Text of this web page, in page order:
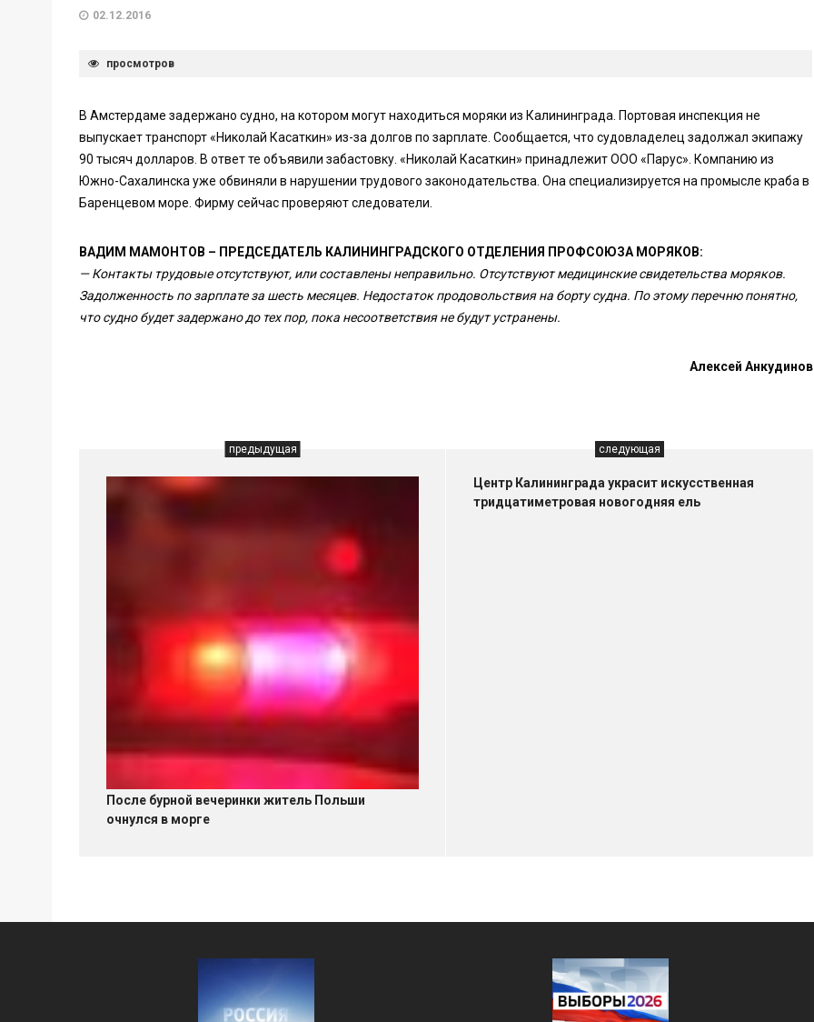
02.12.2016
просмотров
В Амстердаме задержано судно, на котором могут находиться моряки из Калининграда. Портовая инспекция не
выпускает транспорт «Николай Касаткин» из-за долгов по зарплате. Сообщается, что судовладелец задолжал экипажу
90 тысяч долларов. В ответ те объявили забастовку. «Николай Касаткин» принадлежит ООО «Парус». Компанию из
Южно-Сахалинска уже обвиняли в нарушении трудового законодательства. Она специализируется на промысле краба в
Баренцевом море. Фирму сейчас проверяют следователи.
ВАДИМ МАМОНТОВ – ПРЕДСЕДАТЕЛЬ КАЛИНИНГРАДСКОГО ОТДЕЛЕНИЯ ПРОФСОЮЗА МОРЯКОВ:
— Контакты трудовые отсутствуют, или составлены неправильно. Отсутствуют медицинские свидетельства моряков.
Задолженность по зарплате за шесть месяцев. Недостаток продовольствия на борту судна. По этому перечню понятно,
что судно будет задержано до тех пор, пока несоответствия не будут устранены.
Алексей Анкудинов
предыдущая
После бурной вечеринки житель Польши
очнулся в морге
следующая
Центр Калининграда украсит искусственная
тридцатиметровая новогодняя ель